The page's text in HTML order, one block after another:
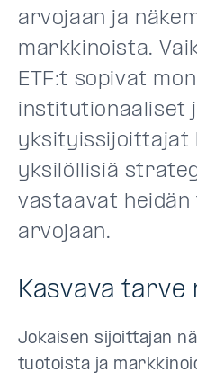
arvojaan ja
markkinoista.
ETF:t sopivat
institutionaaliset
yksityissijoittajat
yksilöllisiä
vastaavat
arvojaan.
Kasvava
Jokaisen sijoittajan
tuotoista ja